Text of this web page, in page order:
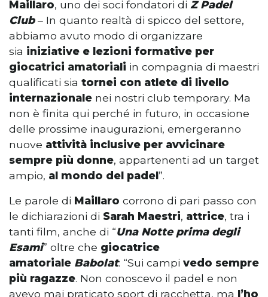
Maillaro, uno dei soci fondatori di Z Padel
Club– In quanto realtà di spicco del settore,
abbiamo avuto modo di organizzare
sia iniziative e lezioni formative per
giocatrici amatoriali in compagnia di maestri
qualificati sia tornei con atlete di livello
internazionale nei nostri club temporary. Ma
non è finita qui perché in futuro, in occasione
delle prossime inaugurazioni, emergeranno
nuove attività inclusive per avvicinare
sempre più donne, appartenenti ad un target
ampio, al mondo del padel”.
Le parole di Maillaro corrono di pari passo con
le dichiarazioni di Sarah Maestri, attrice, tra i
tanti film, anche di “Una Notte prima degli
Esami” oltre che giocatrice
amatoriale Babolat: “Sui campi vedo sempre
più ragazze. Non conoscevo il padel e non
avevo mai praticato sport di racchetta, ma l’ho